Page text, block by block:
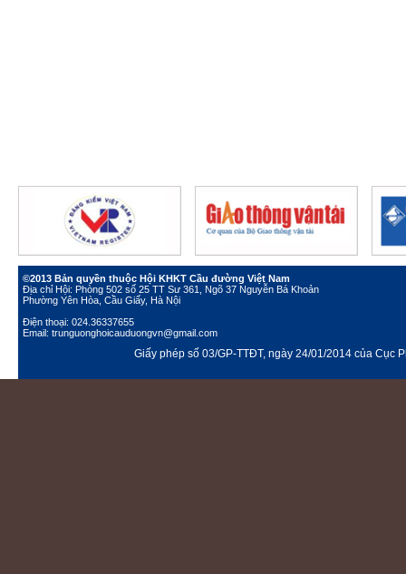
©2013 Bản quyền thuộc Hội KHKT Cầu đường Việt Nam
Địa chỉ Hội: Phòng 502 số 25 TT Sư 361, Ngõ 37 Nguyễn Bá Khoản
Phường Yên Hòa, Cầu Giấy, Hà Nội
Điện thoại: 024.36337655
Email: trunguonghoicauduongvn@gmail.com
Giấy phép số 03/GP-TTĐT, ngày 24/01/2014 của Cục